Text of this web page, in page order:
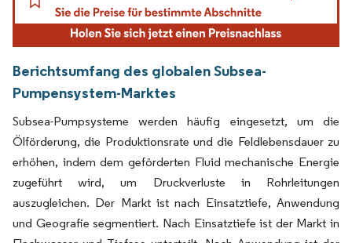
Berichtsumfang des globalen Subsea-
Pumpensystem-Marktes
Subsea-Pumpsysteme werden häufig eingesetzt, um die
Ölförderung, die Produktionsrate und die Feldlebensdauer zu
erhöhen, indem dem geförderten Fluid mechanische Energie
zugeführt wird, um Druckverluste in Rohrleitungen
auszugleichen. Der Markt ist nach Einsatztiefe, Anwendung
und Geografie segmentiert. Nach Einsatztiefe ist der Markt in